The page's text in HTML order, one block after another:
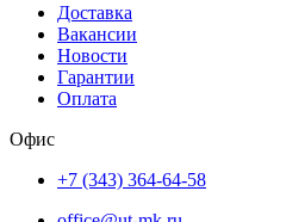
Доставка
Вакансии
Новости
Гарантии
Оплата
Офис
+7 (343) 364-64-58